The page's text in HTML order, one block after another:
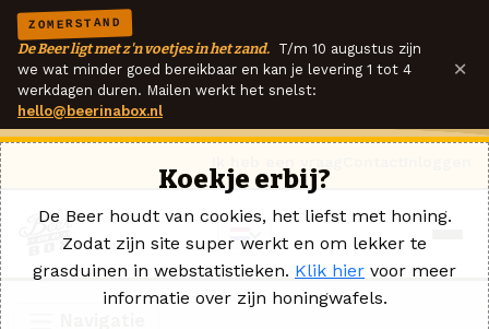
ZOMERSTAND
De Beer ligt met z'n voetjes in het zand. T/m 10 augustus zijn
we wat minder goed bereikbaar en kan je levering 1 tot 4
werkdagen duren. Mailen werkt het snelst:
hello@beerinabox.nl
×
Koekje erbij?
De Beer houdt van cookies, het liefst met honing.
Zodat zijn site super werkt en om lekker te
grasduinen in webstatistieken. Klik hier voor meer
informatie over zijn honingwafels.